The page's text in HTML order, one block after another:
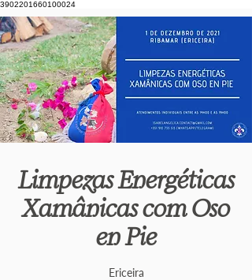
3902201660100024
Limpezas Energéticas
Xamânicas com Oso
en Pie
Ericeira